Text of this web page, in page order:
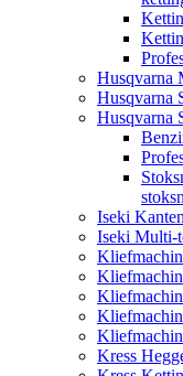
Husqvarna
Husqvarna
Husqvarna
Iseki
Iseki Multi-
Kress